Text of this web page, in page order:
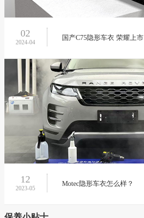
02
2024-04
国产C75隐形车衣 荣耀上市
12
2023-05
Motec隐形车衣怎么样？